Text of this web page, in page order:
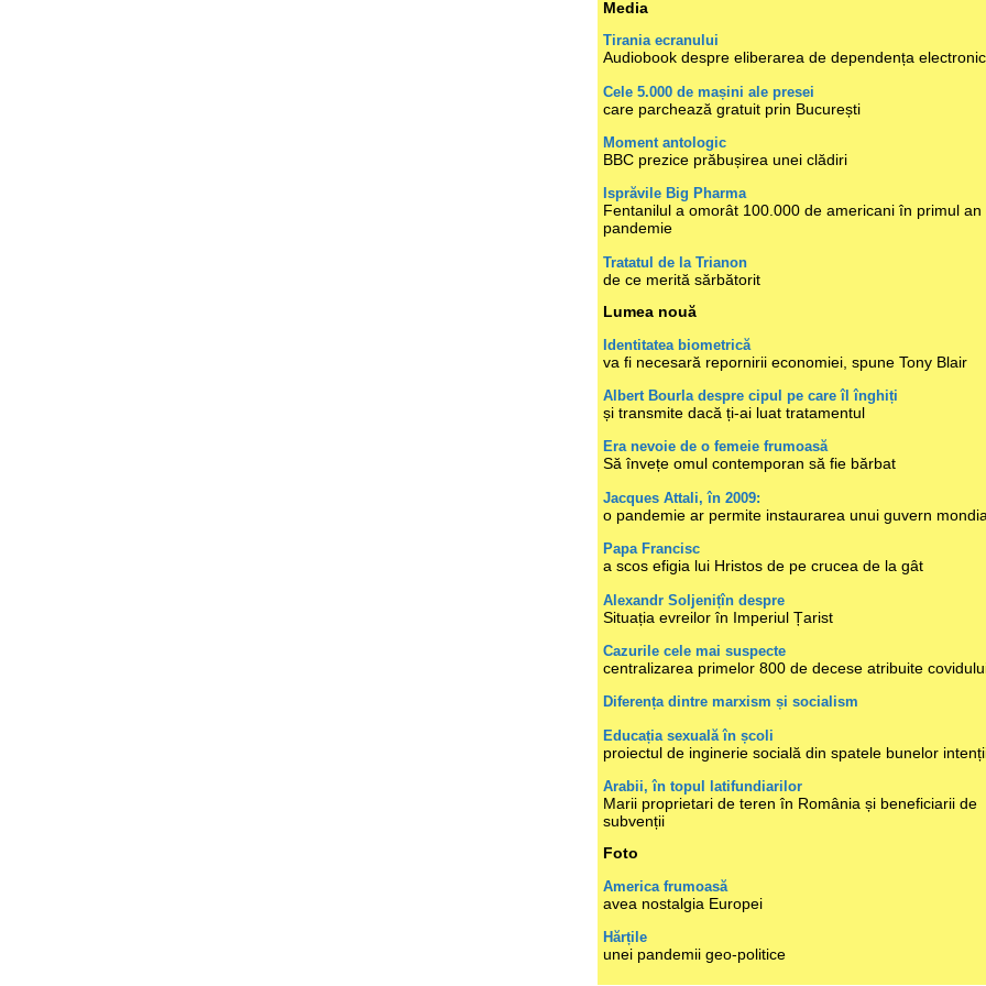
Media
Tirania ecranului
Audiobook despre eliberarea de dependența
Cele 5.000 de mașini ale presei
care parchează gratuit prin București
Moment antologic
BBC prezice prăbușirea unei clădiri
Isprăvile Big Pharma
Fentanilul a omorât 100.000 de americani în primul an
pandemie
Tratatul de la Trianon
de ce merită sărbătorit
Lumea nouă
Identitatea biometrică
va fi necesară repornirii economiei, spune Tony Blair
Albert Bourla despre cipul pe care îl înghiți
și transmite dacă ți-ai luat tratamentul
Era nevoie de o femeie frumoasă
Să învețe omul contemporan să fie bărbat
Jacques Attali, în 2009:
o pandemie ar permite instaurarea unui guvern
Papa Francisc
a scos efigia lui Hristos de pe crucea de la gât
Alexandr Soljenițîn despre
Situația evreilor în Imperiul Țarist
Cazurile cele mai suspecte
centralizarea primelor 800 de decese atribuite
Diferența dintre marxism și socialism
Educația sexuală în școli
proiectul de inginerie socială din spatele bunelor
Arabii, în topul latifundiarilor
Marii proprietari de teren în România și beneficiarii de
subvenții
Foto
America frumoasă
avea nostalgia Europei
Hărțile
unei pandemii geo-politice